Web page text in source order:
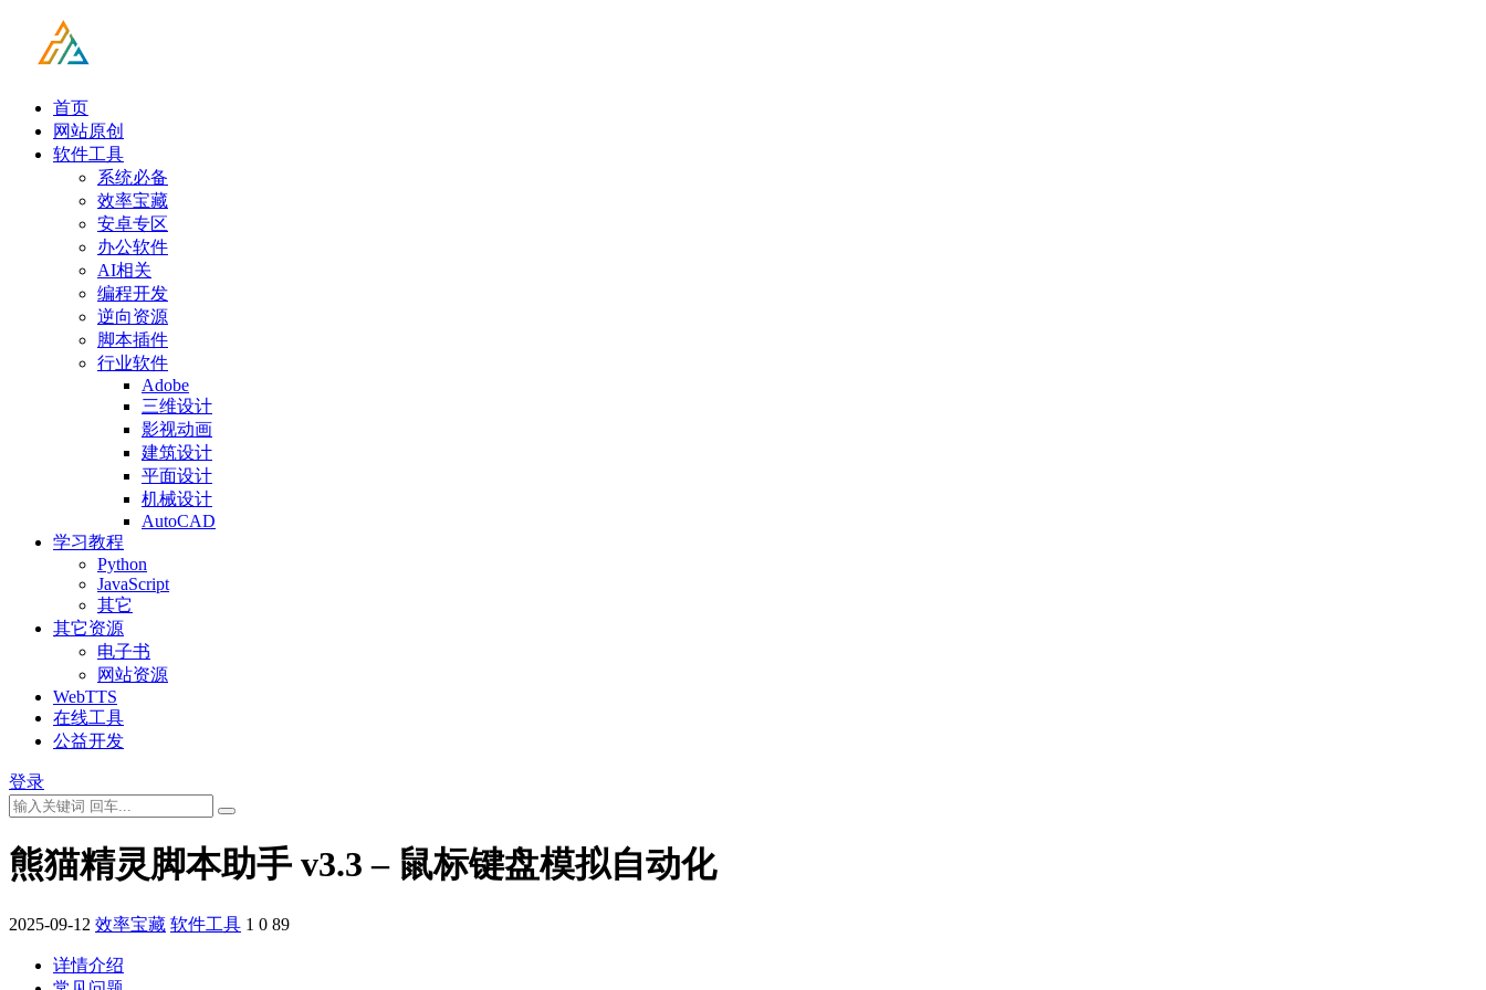
首页
网站原创
软件工具
系统必备
效率宝藏
安卓专区
办公软件
AI相关
编程开发
逆向资源
脚本插件
行业软件
Adobe
三维设计
影视动画
建筑设计
平面设计
机械设计
AutoCAD
学习教程
Python
JavaScript
其它
其它资源
电子书
网站资源
WebTTS
在线工具
公益开发
登录
熊猫精灵脚本助手 v3.3 – 鼠标键盘模拟自动化
2025-09-12 效率宝藏 软件工具 1 0 89
详情介绍